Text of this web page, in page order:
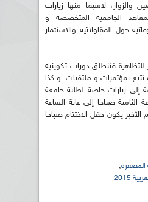
والزوار، لاسيما منها زيارات
الجامعية المتخصصة و
حول المقاولاتية والاستثمار
فتنطلق دورات تكوينية
تتبع بمؤتمرات و ملتقيات و كذا
إلى زيارات خاصة لطلبة جامعة
صباحا إلى غاية الساعة
يكون حفل الاختتام صباحا
المصغرة,
2015